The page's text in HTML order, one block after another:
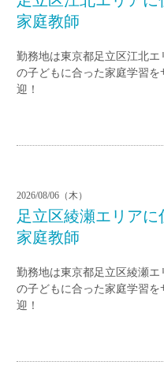
家庭教師
勤務地は東京都足立区江北
の子どもに合った家庭学習
迎！
2026/08/06（木）
足立区綾瀬エリア
家庭教師
勤務地は東京都足立区綾瀬
の子どもに合った家庭学習
迎！